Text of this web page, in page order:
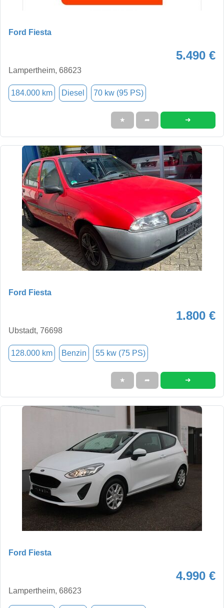
Ford Fiesta
5.490 €
Lampertheim, 68623
184.000 km Diesel 70 kw (95 PS)
★ ➦ ➜
Ford Fiesta
1.800 €
Ubstadt, 76698
128.000 km Benzin 55 kw (75 PS)
★ ➦ ➜
Ford Fiesta
4.990 €
Lampertheim, 68623